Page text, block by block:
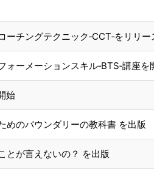
チングテクニック‐CCT‐をリリー
ォーメーションスキル‐BTS‐講座を
始
のバウンダリーの教科書 を出版
が言えないの？ を出版